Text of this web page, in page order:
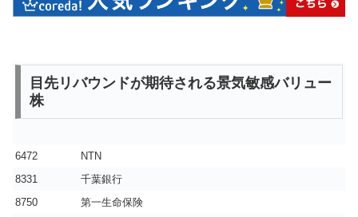
目先リバウンドが期待される景気敏感バリュー
株
6472
NTN
8331
千葉銀行
8750
第一生命保険